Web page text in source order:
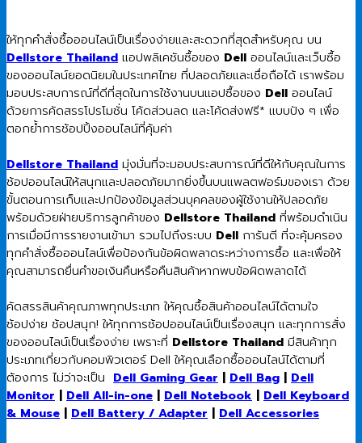
ให้ทุกคำสั่งซื้อออนไลน์เป็นเรื่องง่ายและสะดวกที่สุดสำหรับคุณ บน
Dellstore Thailand แอปพลิเคชันซื้อของ Dell ออนไลน์และเว็บซื้อ
ของออนไลน์ยอดนิยมในประเทศไทย ที่ปลอดภัยและเชื่อถือได้ เราพร้อม
มอบประสบการณ์ที่ดีที่สุดในการใช้งานบนแอปซื้อของ Dell ออนไลน์
ด้วยการคัดสรรโปรโมชั่น โค้ดส่วนลด และโค้ดส่งฟรี* แบบปัง ๆ เพื่อ
ตอกย้ำการช้อปปิ้งออนไลน์ที่คุ้มค่า
Dellstore Thailand มุ่งมั่นที่จะมอบประสบการณ์ที่ดีให้กับคุณในการ
ช้อปออนไลน์ให้สนุกและปลอดภัยมากยิ่งขึ้นบนแพลตฟอร์มของเรา ด้วย
ขั้นตอนการเก็บและปกป้องข้อมูลส่วนบุคคลของผู้ใช้งานให้ปลอดภัย
พร้อมด้วยฝ่ายบริการลูกค้าของ Dellstore Thailand ที่พร้อมดำเนิน
การเมื่อมีการรายงานเข้ามา รวมไปถึงระบบ Dell การันตี ที่จะคุ้มครอง
ทุกคำสั่งซื้อออนไลน์เพื่อป้องกันข้อผิดพลาดระหว่างการซื้อ และเพื่อให้
คุณสามารถยื่นคำขอเงินคืนหรือคืนสินค้าหากพบข้อผิดพลาดได้
คัดสรรสินค้าคุณภาพทุกประเภท ให้คุณซื้อสินค้าออนไลน์ได้ตามใจ
ช้อปง่าย ช้อปสนุก! ให้ทุกการช้อปออนไลน์เป็นเรื่องสนุก และทุกการสั่ง
ของออนไลน์เป็นเรื่องง่าย เพราะที่ Dellstore Thailand มีสินค้าทุก
ประเภทเกี่ยวกับคอมพิวเตอร์ Dell ให้คุณเลือกซื้อออนไลน์ได้ตามที่
ต้องการ ไม่ว่าจะเป็น Dell Gaming Gear | Dell Bag | Dell
Monitor | Dell All-in-one | Dell Notebook | Dell Keyboard
& Mouse | Dell Battery / Adapter | Dell Accessories